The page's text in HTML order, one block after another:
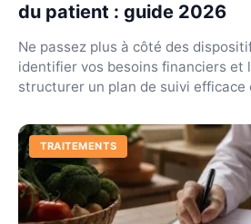
du patient : guide 2026
Ne passez plus à côté des
identifier vos besoins financiers et
structurer un plan de suivi efficace
TRAITEMENTS